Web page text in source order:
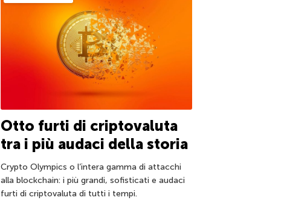
Otto furti di criptovaluta
tra i più audaci della storia
Crypto Olympics o l’intera gamma di attacchi
alla blockchain: i più grandi, sofisticati e audaci
furti di criptovaluta di tutti i tempi.